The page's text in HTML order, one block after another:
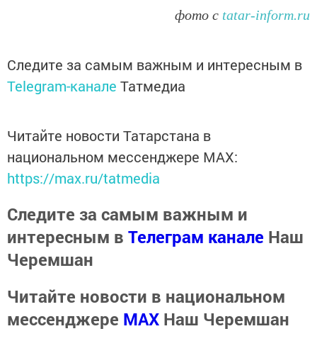
фото с tatar-inform.ru
Следите за самым важным и интересным в
Telegram-канале Татмедиа
Читайте новости Татарстана в
национальном мессенджере MАХ:
https://max.ru/tatmedia
Следите за самым важным и
интересным в Телеграм канале Наш
Черемшан
Читайте новости в национальном
мессенджере MАХ Наш Черемшан